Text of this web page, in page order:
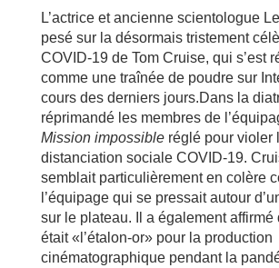
L’actrice et ancienne scientologue
pesé sur la désormais tristement
COVID-19 de Tom Cruise, qui s’est
comme une traînée de poudre sur
cours des derniers jours.Dans la
réprimandé les membres de
Mission impossibleréglé pour violer
distanciation sociale COVID-19.
semblait particulièrement en colère
l’équipage qui se pressait autour
sur le plateau. Il a également affirmé
était «l’étalon-or» pour la production
cinématographique pendant la